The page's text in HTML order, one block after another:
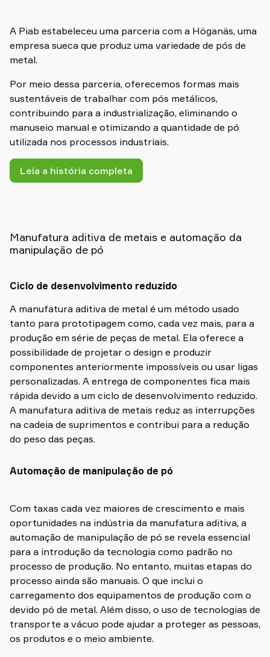
A Piab estabeleceu uma parceria com a Höganäs, uma
empresa sueca que produz uma variedade de pós de
metal.
Por meio dessa parceria, oferecemos formas mais
sustentáveis de trabalhar com pós metálicos,
contribuindo para a industrialização, eliminando o
manuseio manual e otimizando a quantidade de pó
utilizada nos processos industriais.
Leia a história completa
Manufatura aditiva de metais e automação da
manipulação de pó
Ciclo de desenvolvimento reduzido
A manufatura aditiva de metal é um método usado
tanto para prototipagem como, cada vez mais, para a
produção em série de peças de metal. Ela oferece a
possibilidade de projetar o design e produzir
componentes anteriormente impossíveis ou usar ligas
personalizadas. A entrega de componentes fica mais
rápida devido a um ciclo de desenvolvimento reduzido.
A manufatura aditiva de metais reduz as interrupções
na cadeia de suprimentos e contribui para a redução
do peso das peças.
Automação de manipulação de pó
Com taxas cada vez maiores de crescimento e mais
oportunidades na indústria da manufatura aditiva, a
automação de manipulação de pó se revela essencial
para a introdução da tecnologia como padrão no
processo de produção. No entanto, muitas etapas do
processo ainda são manuais. O que inclui o
carregamento dos equipamentos de produção com o
devido pó de metal. Além disso, o uso de tecnologias de
transporte a vácuo pode ajudar a proteger as pessoas,
os produtos e o meio ambiente.